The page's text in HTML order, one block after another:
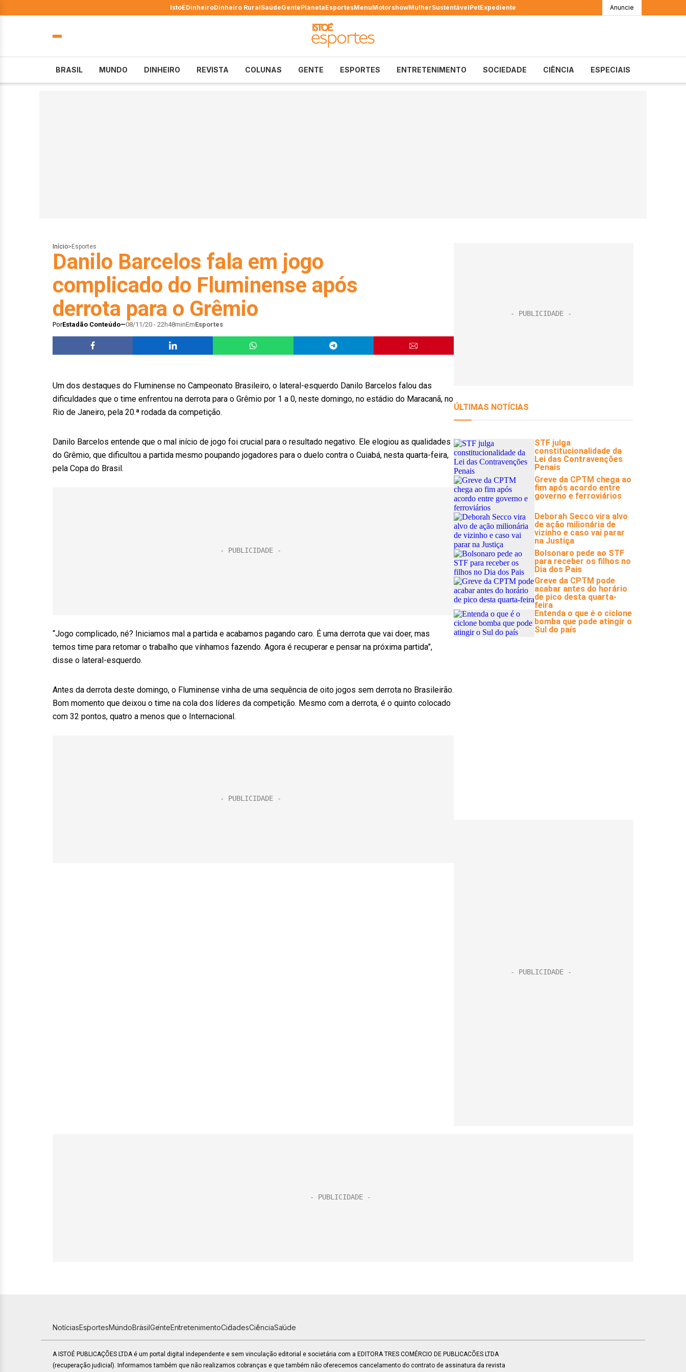
IstoÉDinheiroDinheiro RuralSaúdeGentePlanetaEsportesMenuMotorshowMulherSustentávelPetExpediente Anuncie
BRASIL MUNDO DINHEIRO REVISTA COLUNAS GENTE ESPORTES ENTRETENIMENTO SOCIEDADE CIÊNCIA ESPECIAIS
Início> Esportes
Danilo Barcelos fala em jogo
complicado do Fluminense após
derrota para o Grêmio
PorEstadão Conteúdo 08/11/20 - 22h48minEmEsportes
Um dos destaques do Fluminense no Campeonato Brasileiro, o lateral-esquerdo Danilo Barcelos falou das
dificuldades que o time enfrentou na derrota para o Grêmio por 1 a 0, neste domingo, no estádio do Maracanã, no
Rio de Janeiro, pela 20.ª rodada da competição.
Danilo Barcelos entende que o mal início de jogo foi crucial para o resultado negativo. Ele elogiou as qualidades
do Grêmio, que dificultou a partida mesmo poupando jogadores para o duelo contra o Cuiabá, nesta quarta-feira,
pela Copa do Brasil.
“Jogo complicado, né? Iniciamos mal a partida e acabamos pagando caro. É uma derrota que vai doer, mas
temos time para retomar o trabalho que vínhamos fazendo. Agora é recuperar e pensar na próxima partida”,
disse o lateral-esquerdo.
Antes da derrota deste domingo, o Fluminense vinha de uma sequência de oito jogos sem derrota no Brasileirão.
Bom momento que deixou o time na cola dos líderes da competição. Mesmo com a derrota, é o quinto colocado
com 32 pontos, quatro a menos que o Internacional.
NotíciasEsportesMundoBrasilGenteEntretenimentoCidadesCiênciaSaúde
A ISTOÉ PUBLICAÇÕES LTDA é um portal digital independente e sem vinculação editorial e societária com a EDITORA TRES COMÉRCIO DE PUBLICACÕES LTDA
(recuperação judicial). Informamos também que não realizamos cobranças e que também não oferecemos cancelamento do contrato de assinatura da revista